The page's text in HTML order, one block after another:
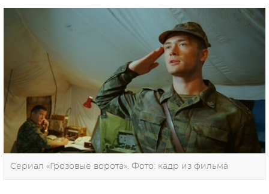
Сериал «Грозовые ворота». Фото: кадр из фильма